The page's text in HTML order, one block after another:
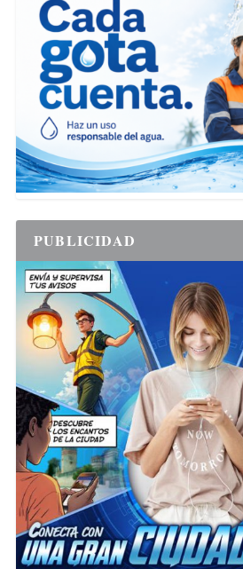
PUBLICIDAD